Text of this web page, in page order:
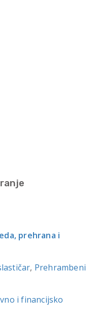
prehrana i
, Prehrambeni
i financijsko